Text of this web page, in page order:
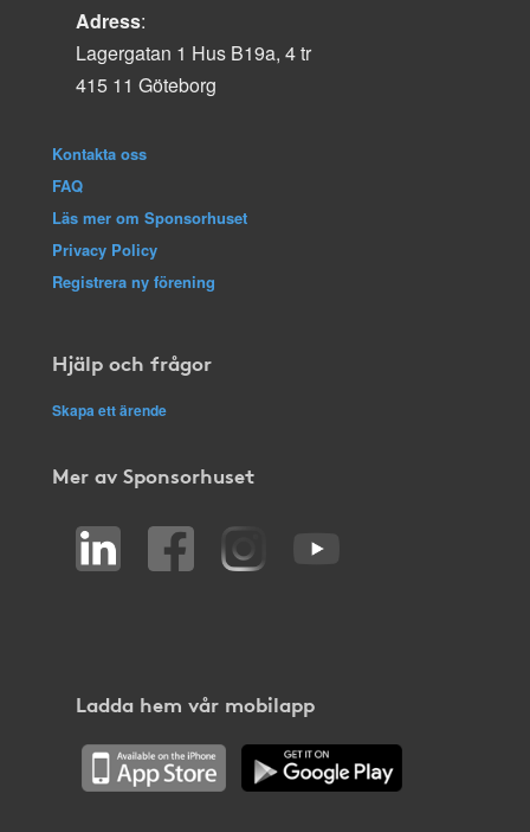
Adress:
Lagergatan 1 Hus B19a, 4 tr
415 11 Göteborg
Kontakta oss
FAQ
Läs mer om Sponsorhuset
Privacy Policy
Registrera ny förening
Hjälp och frågor
Skapa ett ärende
Mer av Sponsorhuset
Ladda hem vår mobilapp